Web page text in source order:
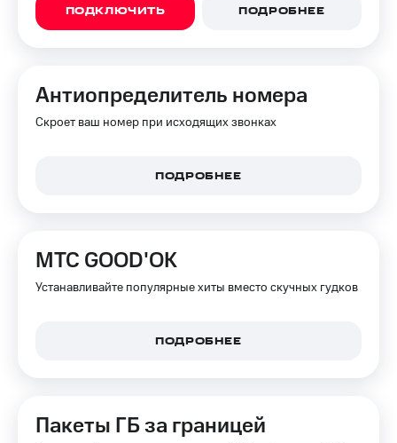
ПОДКЛЮЧИТЬ ПОДРОБНЕЕ
Анти­определитель номера
Скроет ваш номер при исходящих звонках
ПОДРОБНЕЕ
МТС GOOD'OK
Устанавливайте популярные хиты вместо скучных гудков
ПОДРОБНЕЕ
Пакеты ГБ за границей